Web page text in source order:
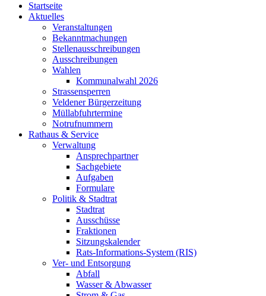
Startseite
Aktuelles
Veranstaltungen
Bekanntmachungen
Stellenausschreibungen
Ausschreibungen
Wahlen
Kommunalwahl 2026
Strassensperren
Veldener Bürgerzeitung
Müllabfuhrtermine
Notrufnummern
Rathaus & Service
Verwaltung
Ansprechpartner
Sachgebiete
Aufgaben
Formulare
Politik & Stadtrat
Stadtrat
Ausschüsse
Fraktionen
Sitzungskalender
Rats-Informations-System (RIS)
Ver- und Entsorgung
Abfall
Wasser & Abwasser